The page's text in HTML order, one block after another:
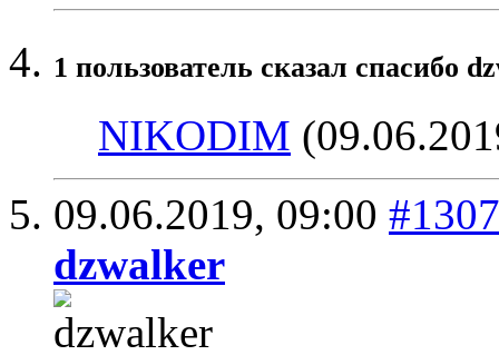
1 пользователь сказал cпасибо
NIKODIM
09.06.2019, 09:00
dzwalker